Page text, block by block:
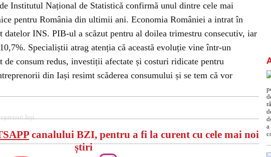
Institutul Național de Statistică confirmă unul dintre cele mai
pentru România din ultimii ani. Economia României a intrat în
datelor INS. PIB-ul a scăzut pentru al doilea trimestru consecutiv, iar
Specialiștii atrag atenția că această evoluție vine într-un
de consum redus, investiții afectate și costuri ridicate pentru
din Iași resimt scăderea consumului și se tem că vor
Iași
canalului BZI, pentru a fi la curent cu cele mai noi
știri